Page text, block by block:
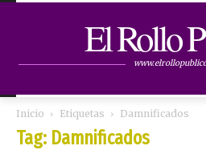
El Rollo
Inicio Etiquetas Damnificados
Tag: Damnificados